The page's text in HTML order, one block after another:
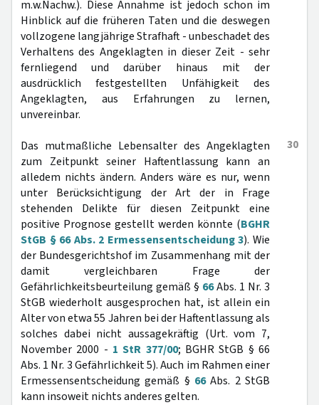
m.w.Nachw.). Diese Annahme ist jedoch schon im
Hinblick auf die früheren Taten und die deswegen
vollzogene langjährige Strafhaft - unbeschadet des
Verhaltens des Angeklagten in dieser Zeit - sehr
fernliegend und darüber hinaus mit der
ausdrücklich festgestellten Unfähigkeit des
Angeklagten, aus Erfahrungen zu lernen,
unvereinbar.
30
Das mutmaßliche Lebensalter des Angeklagten
zum Zeitpunkt seiner Haftentlassung kann an
alledem nichts ändern. Anders wäre es nur, wenn
unter Berücksichtigung der Art der in Frage
stehenden Delikte für diesen Zeitpunkt eine
positive Prognose gestellt werden könnte (BGHR
StGB § 66 Abs. 2 Ermessensentscheidung 3). Wie
der Bundesgerichtshof im Zusammenhang mit der
damit vergleichbaren Frage der
Gefährlichkeitsbeurteilung gemäß § 66Abs. 1 Nr. 3
StGB wiederholt ausgesprochen hat, ist allein ein
Alter von etwa 55 Jahren bei der Haftentlassung als
solches dabei nicht aussagekräftig (Urt. vom 7,
November 2000 - 1 StR 377/00; BGHR StGB § 66
Abs. 1 Nr. 3 Gefährlichkeit 5). Auch im Rahmen einer
Ermessensentscheidung gemäß § 66Abs. 2 StGB
kann insoweit nichts anderes gelten.